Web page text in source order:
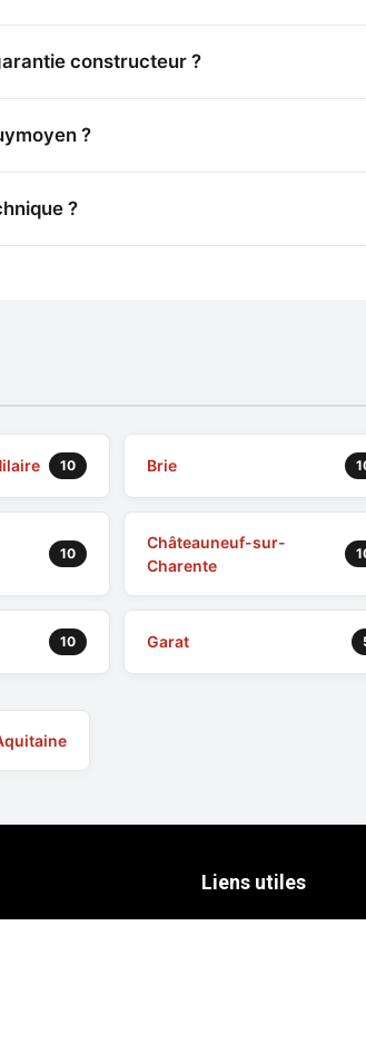
constructeur ?
?
?
10 Brie
10
Châteauneuf-sur-
Charente
10 Garat
Liens utiles